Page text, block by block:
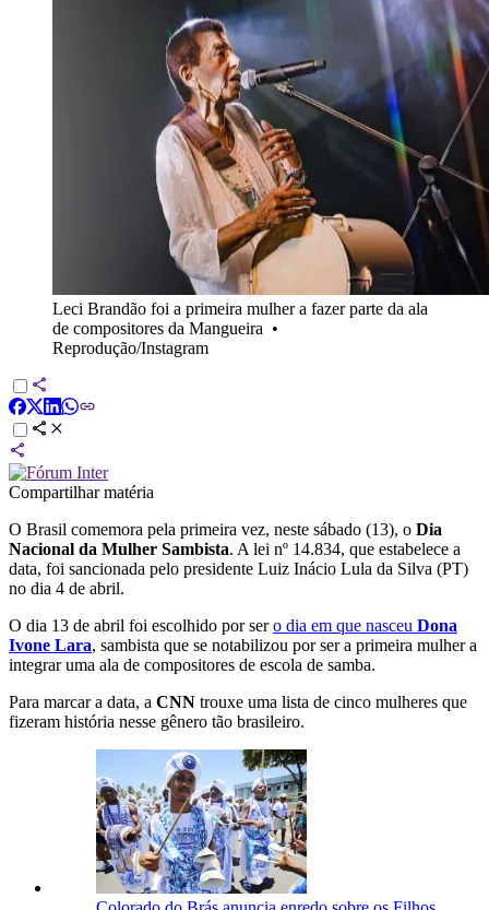
Leci Brandão foi a primeira mulher a fazer parte da ala
de compositores da Mangueira •
Reprodução/Instagram
Compartilhar matéria
O Brasil comemora pela primeira vez, neste sábado (13), o Dia
Nacional da Mulher Sambista. A lei nº 14.834, que estabelece a
data, foi sancionada pelo presidente Luiz Inácio Lula da Silva (PT)
no dia 4 de abril.
O dia 13 de abril foi escolhido por sero dia em que nasceu Dona
Ivone Lara, sambista que se notabilizou por ser a primeira mulher a
integrar uma ala de compositores de escola de samba.
Para marcar a data, a CNN trouxe uma lista de cinco mulheres que
fizeram história nesse gênero tão brasileiro.